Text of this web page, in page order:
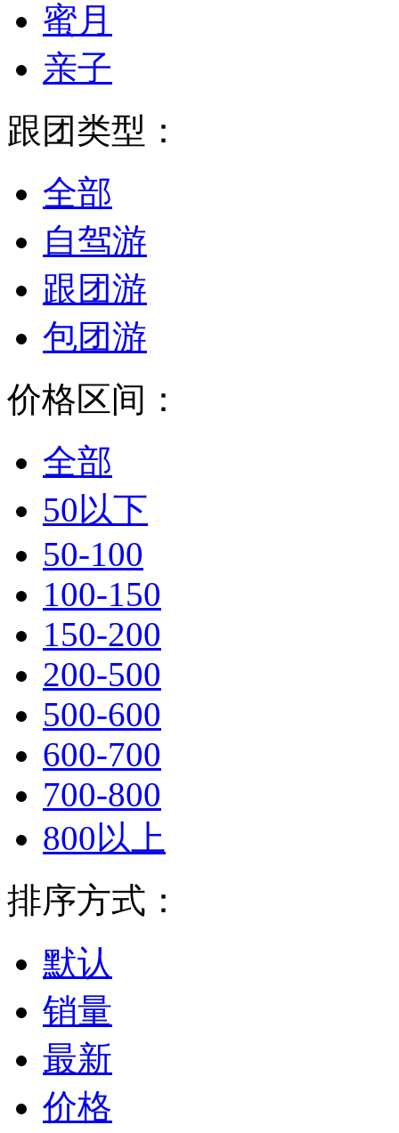
蜜月
亲子
跟团类型：
全部
自驾游
跟团游
包团游
价格区间：
全部
50以下
50-100
100-150
150-200
200-500
500-600
600-700
700-800
800以上
排序方式：
默认
销量
最新
价格